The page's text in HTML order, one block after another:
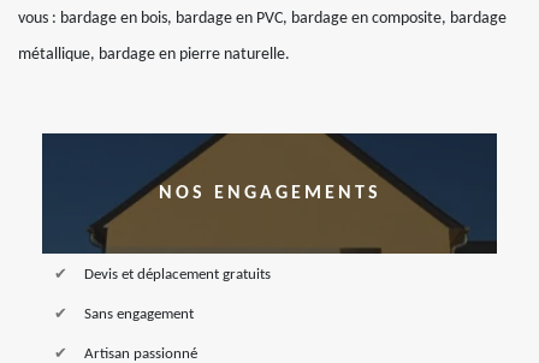
vous : bardage en bois, bardage en PVC, bardage en composite, bardage
métallique, bardage en pierre naturelle.
NOS ENGAGEMENTS
Devis et déplacement gratuits
Sans engagement
Artisan passionné